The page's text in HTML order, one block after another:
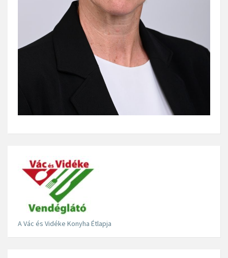
A Vác és Vidéke Konyha Étlapja